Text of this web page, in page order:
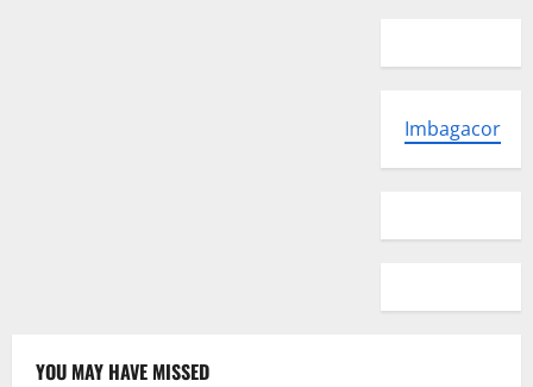
Imbagacor
YOU MAY HAVE MISSED